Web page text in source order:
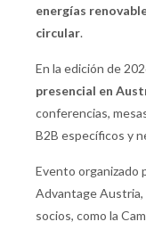
energías
circular.
En la edición de
presencial en
conferencias,
B2B específicos y
Evento
Advantage
socios, como la